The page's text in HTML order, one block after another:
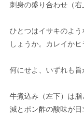
刺身の盛り合わせ（右
ひとつはイサキのよ
しょうか。カレイかヒ
何にせよ、いずれも旨
牛煮込み（左下）は
減とポン酢の酸味が目